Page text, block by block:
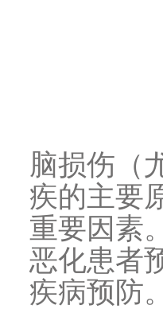
脑损伤（
疾的主要
重要因素
恶化患者
疾病预防